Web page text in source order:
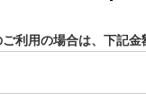
利用の場合は、下記金